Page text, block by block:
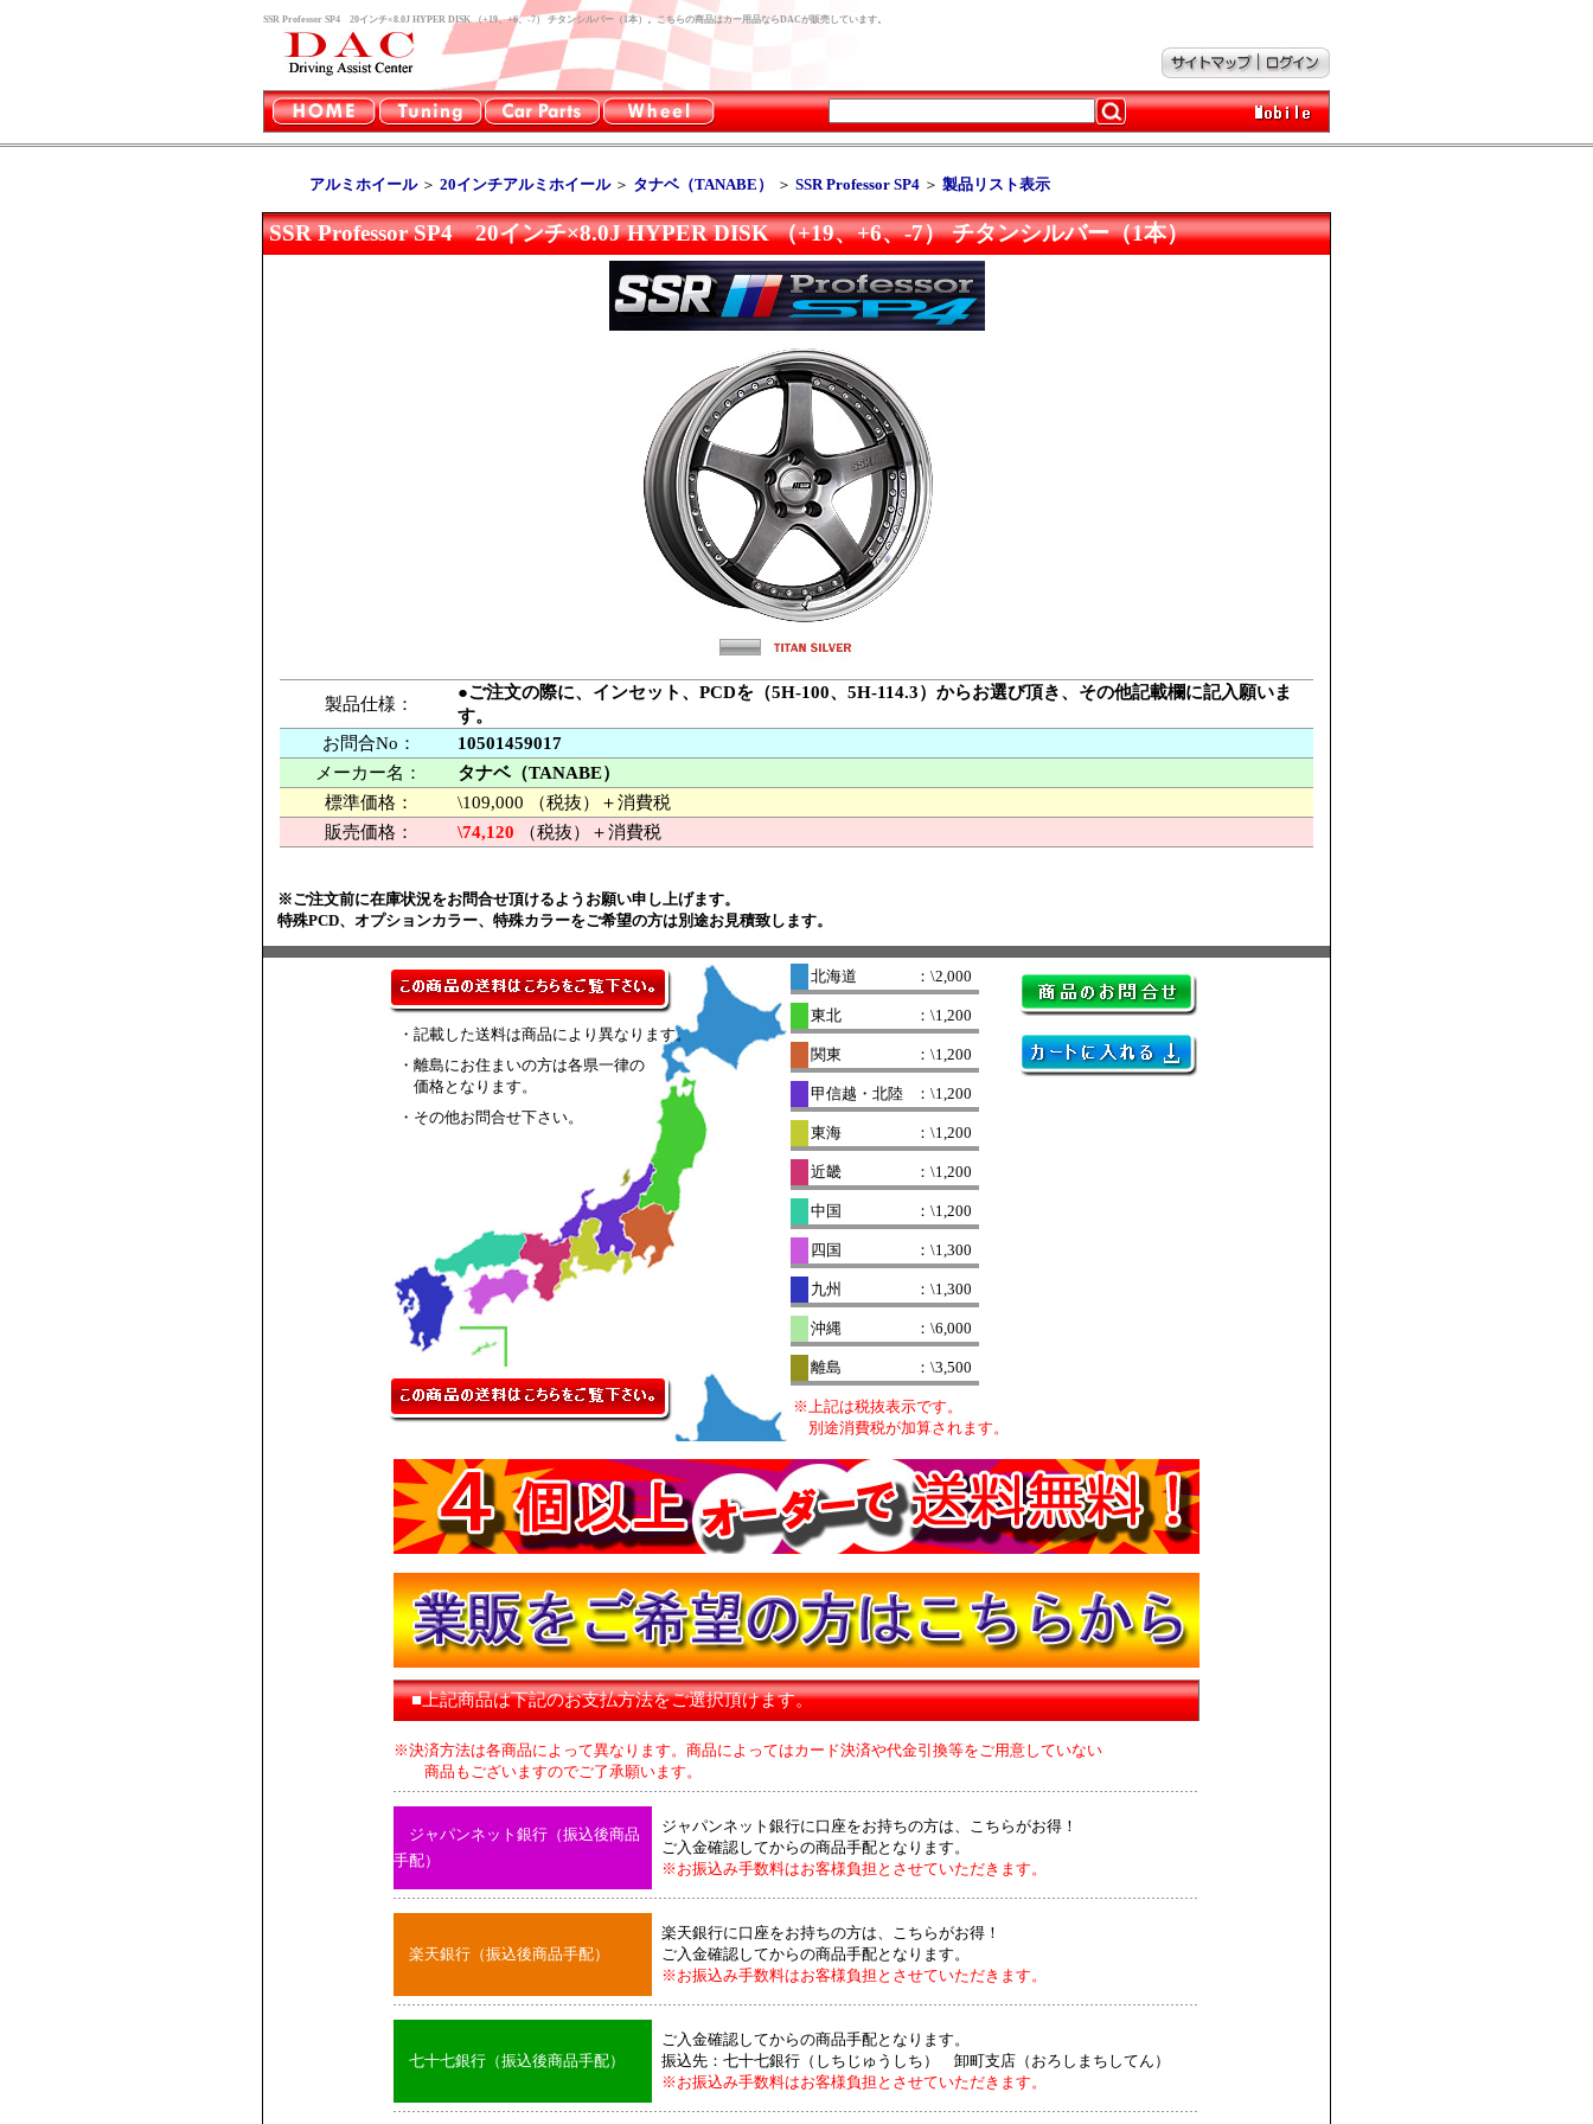
SSR Professor SP4 20インチ×8.0J HYPER DISK （+19、+6、-7） チタンシルバー（1本）。こちらの商品はカー用品ならDACが販売しています。
アルミホイール＞ 20インチアルミホイール＞ タナベ（TANABE） ＞ SSR Professor SP4 ＞ 製品リスト表示
SSR Professor SP4 20インチ×8.0J HYPER DISK （+19、+6、-7） チタンシルバー（1本）
製品仕様：
●ご注文の際に、インセット、PCDを（5H-100、5H-114.3）からお選び頂き、その他記載欄に記入願いま
す。
お問合No：
10501459017
メーカー名：
タナベ（TANABE）
標準価格：
\109,000 （税抜）＋消費税
販売価格：
\74,120 （税抜）＋消費税
※ご注文前に在庫状況をお問合せ頂けるようお願い申し上げます。
特殊PCD、オプションカラー、特殊カラーをご希望の方は別途お見積致します。
・記載した送料は商品により異なります。
・離島にお住まいの方は各県一律の
価格となります。
・その他お問合せ下さい。
北海道 ：\2,000
東北 ：\1,200
関東 ：\1,200
甲信越・北陸 ：\1,200
東海 ：\1,200
近畿 ：\1,200
中国 ：\1,200
四国 ：\1,300
九州 ：\1,300
沖縄 ：\6,000
離島 ：\3,500
※上記は税抜表示です。
別途消費税が加算されます。
■上記商品は下記のお支払方法をご選択頂けます。
※決済方法は各商品によって異なります。商品によってはカード決済や代金引換等をご用意していない
商品もございますのでご了承願います。
ジャパンネット銀行（振込後商品
手配）
ジャパンネット銀行に口座をお持ちの方は、こちらがお得！
ご入金確認してからの商品手配となります。
※お振込み手数料はお客様負担とさせていただきます。
楽天銀行（振込後商品手配）
楽天銀行に口座をお持ちの方は、こちらがお得！
ご入金確認してからの商品手配となります。
※お振込み手数料はお客様負担とさせていただきます。
七十七銀行（振込後商品手配）
ご入金確認してからの商品手配となります。
振込先：七十七銀行（しちじゅうしち） 卸町支店（おろしまちしてん）
※お振込み手数料はお客様負担とさせていただきます。